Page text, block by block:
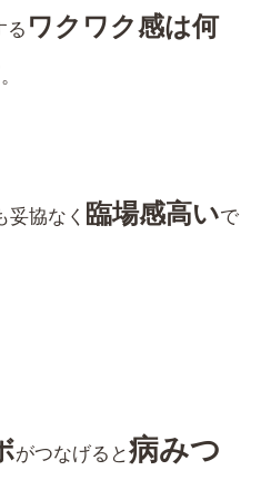
る ワクワク感は何
。
妥協なく 臨場感高いで
がつなげると病みつ